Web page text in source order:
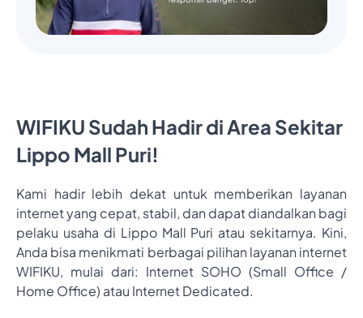
WIFIKU Sudah Hadir di Area Sekitar
Lippo Mall Puri!
Kami hadir lebih dekat untuk memberikan layanan
internet yang cepat, stabil, dan dapat diandalkan bagi
pelaku usaha di Lippo Mall Puri atau sekitarnya. Kini,
Anda bisa menikmati berbagai pilihan layanan internet
WIFIKU, mulai dari: Internet SOHO (Small Office /
Home Office) atau Internet Dedicated.